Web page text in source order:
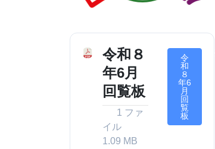
令和８
年6月
回覧板
1 ファ
イル
1.09 MB
令
和
８
年6
月
回
覧
板